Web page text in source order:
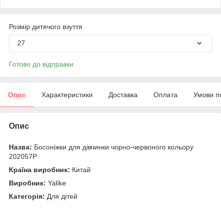
Розмір дитячого взуття
27
Готово до відправки
Опис Характеристики Доставка Оплата Умови
Опис
Назва: Босоніжки для дівчинки чорно-червоного кольору
202057P
Країна виробник: Китай
Виробник: Yalike
Категорія: Для дітей